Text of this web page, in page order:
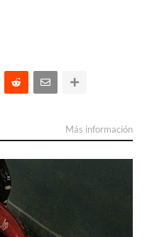
Más información